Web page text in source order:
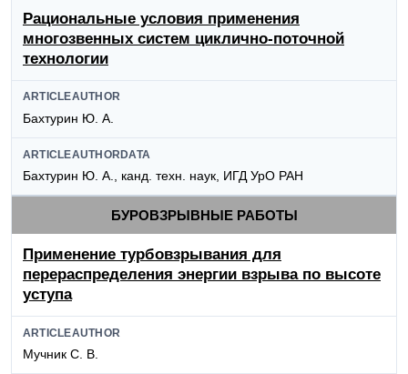
Рациональные условия применения
многозвенных систем циклично-поточной
технологии
ARTICLEAUTHOR
Бахтурин Ю. А.
ARTICLEAUTHORDATA
Бахтурин Ю. А., канд. техн. наук, ИГД УрО РАН
БУРОВЗРЫВНЫЕ РАБОТЫ
Применение турбовзрывания для
перераспределения энергии взрыва по высоте
уступа
ARTICLEAUTHOR
Мучник С. В.